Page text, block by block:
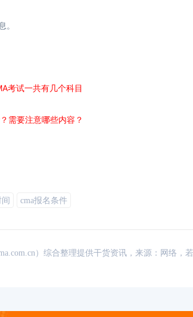
。
考试一共有几个科目
需要注意哪些内容？
cma报名条件
）综合整理提供干货资讯，来源：网络